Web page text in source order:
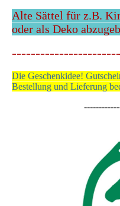
Alte Sättel für z.B.
oder als Deko
Die Geschenkidee!
Bestellung und Lieferung